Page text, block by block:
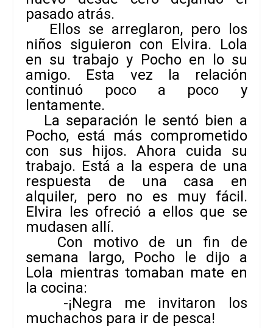
pasado atrás.
Ellos se arreglaron, pero los
niños siguieron con Elvira. Lola
en su trabajo y Pocho en lo su
amigo. Esta vez la relación
continuó poco a poco y
lentamente.
La separación le sentó bien a
Pocho, está más comprometido
con sus hijos. Ahora cuida su
trabajo. Está a la espera de una
respuesta de una casa en
alquiler, pero no es muy fácil.
Elvira les ofreció a ellos que se
mudasen allí.
Con motivo de un fin de
semana largo, Pocho le dijo a
Lola mientras tomaban mate en
la cocina:
-¡Negra me invitaron los
muchachos para ir de pesca!